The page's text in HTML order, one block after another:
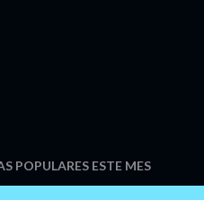
POPULARES ESTE MES